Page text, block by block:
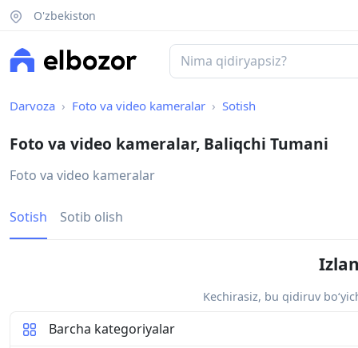
O'zbekiston
Darvoza Foto va video kameralar Sotish
Foto va video kameralar, Baliqchi Tumani
Foto va video kameralar
Sotish Sotib olish
Kechirasiz, bu qidiruv
Barcha kategoriyalar